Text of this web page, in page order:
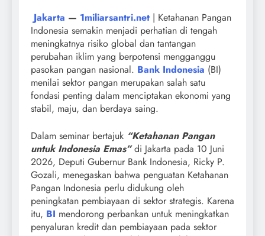
Jakarta — 1miliarsantri.net | Ketahanan Pangan
Indonesia semakin menjadi perhatian di tengah
meningkatnya risiko global dan tantangan
perubahan iklim yang berpotensi mengganggu
pasokan pangan nasional. Bank Indonesia (BI)
menilai sektor pangan merupakan salah satu
fondasi penting dalam menciptakan ekonomi yang
stabil, maju, dan berdaya saing.
Dalam seminar bertajuk “Ketahanan Pangan
untuk Indonesia Emas”di Jakarta pada 10 Juni
2026, Deputi Gubernur Bank Indonesia, Ricky P.
Gozali, menegaskan bahwa penguatan Ketahanan
Pangan Indonesia perlu didukung oleh
peningkatan pembiayaan di sektor strategis. Karena
itu, BI mendorong perbankan untuk meningkatkan
penyaluran kredit dan pembiayaan pada sektor